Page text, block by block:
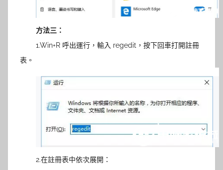
方法三：
1.Win+R 呼出運行，輸入 regedit，按下回車打開註冊
表。
2.在註冊表中依次展開：